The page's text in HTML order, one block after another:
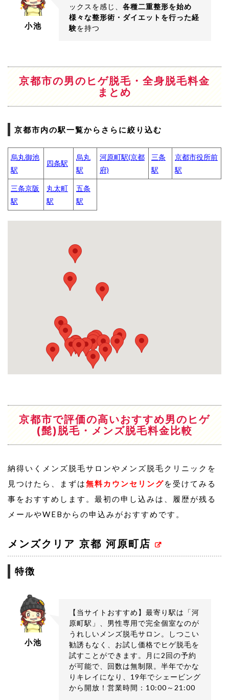
小池
ックスを感じ、 各種二重整形を始め
様々な整形術・ダイエットを行った経
験を持つ
京都市の男のヒゲ脱毛・全身脱毛料金
まとめ
京都市内の駅一覧からさらに絞り込む
烏丸御池
駅
四条駅
烏丸
駅
河原町駅(京都
府)
三条
駅
京都市役所前
駅
三条京阪
駅
丸太町
駅
五条
駅
京都市で評価の高いおすすめ男のヒゲ
(髭)脱毛・メンズ脱毛料金比較
納得いくメンズ脱毛サロンやメンズ脱毛クリニックを
見つけたら、まずは無料カウンセリングを受けてみる
事をおすすめします。最初の申し込みは、履歴が残る
メールやWEBからの申込みがおすすめです。
メンズクリア 京都 河原町店
特徴
小池
【当サイトおすすめ】最寄り駅は「河
原町駅」、男性専用で完全個室なのが
うれしいメンズ脱毛サロン。しつこい
勧誘もなく、お試し価格でヒゲ脱毛を
試すことができます。月に2回の予約
が可能で、回数は無制限。半年でかな
りキレイになり、19年でシェービング
から開放！営業時間：10:00～21:00